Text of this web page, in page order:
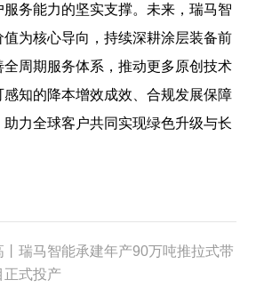
务能力的坚实支撑。未来，瑞马智
为核心导向，持续深耕涂层装备前
周期服务体系，推动更多原创技术
感知的降本增效成效、合规发展保障
助力全球客户共同实现绿色升级与长
丨瑞马智能承建年产90万吨推拉式带
正式投产